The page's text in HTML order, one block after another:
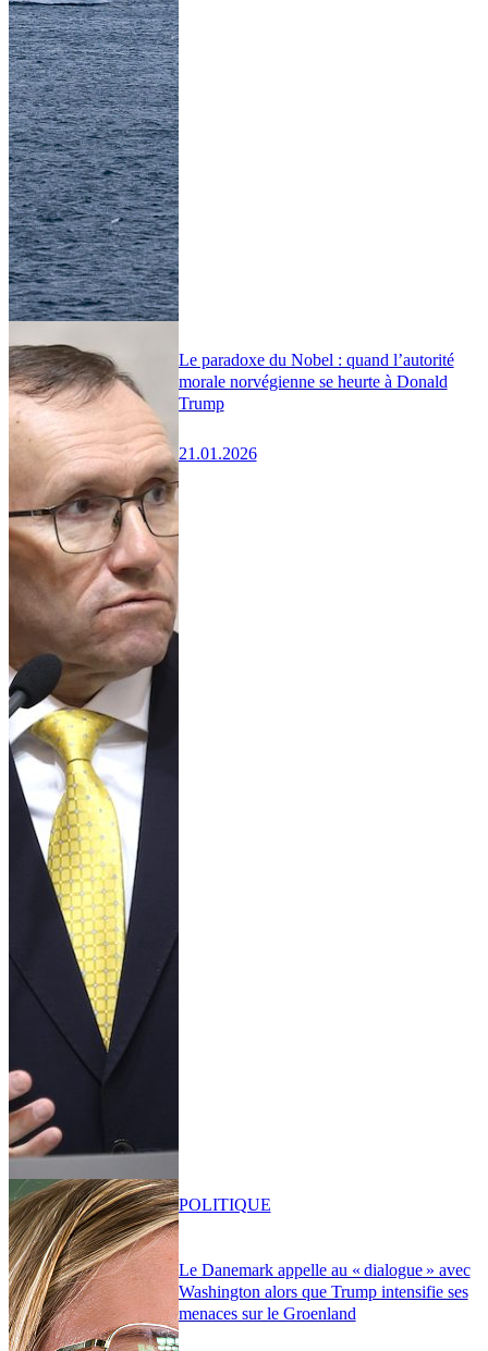
Le paradoxe du Nobel : quand l’autorité
morale norvégienne se heurte à Donald
Trump
21.01.2026
Le Danemark appelle au « dialogue » avec
Washington alors que Trump intensifie ses
menaces sur le Groenland
POLITIQUE